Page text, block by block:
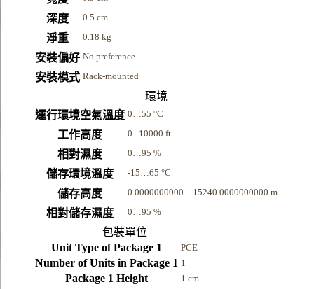
深度 0.5 cm
淨重 0.18 kg
安裝偏好 No preference
安裝模式 Rack-mounted
環境
運行環境空氣溫度 0…55 °C
工作高度 0...10000 ft
相對濕度 0…95 %
儲存環境溫度 -15…65 °C
儲存高度 0.0000000000…15240.0000000000 m
相對儲存濕度 0…95 %
包裝單位
Unit Type of Package 1
PCE
Number of Units in Package 1 1
Package 1 Height 1 cm